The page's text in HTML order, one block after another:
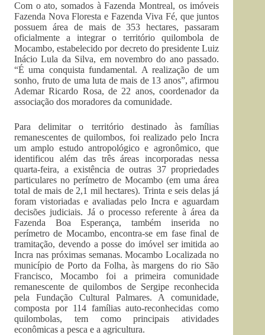
Com o ato, somados à Fazenda Montreal, os imóveis
Fazenda Nova Floresta e Fazenda Viva Fé, que juntos
possuem área de mais de 353 hectares, passaram
oficialmente a integrar o território quilombola de
Mocambo, estabelecido por decreto do presidente Luiz
Inácio Lula da Silva, em novembro do ano passado.
“É uma conquista fundamental. A realização de um
sonho, fruto de uma luta de mais de 13 anos”, afirmou
Ademar Ricardo Rosa, de 22 anos, coordenador da
associação dos moradores da comunidade.
Para delimitar o território destinado às famílias
remanescentes de quilombos, foi realizado pelo Incra
um amplo estudo antropológico e agronômico, que
identificou além das três áreas incorporadas nessa
quarta-feira, a existência de outras 37 propriedades
particulares no perímetro de Mocambo (em uma área
total de mais de 2,1 mil hectares). Trinta e seis delas já
foram vistoriadas e avaliadas pelo Incra e aguardam
decisões judiciais. Já o processo referente à área da
Fazenda Boa Esperança, também inserida no
perímetro de Mocambo, encontra-se em fase final de
tramitação, devendo a posse do imóvel ser imitida ao
Incra nas próximas semanas. Mocambo Localizada no
município de Porto da Folha, às margens do rio São
Francisco, Mocambo foi a primeira comunidade
remanescente de quilombos de Sergipe reconhecida
pela Fundação Cultural Palmares. A comunidade,
composta por 114 famílias auto-reconhecidas como
quilombolas, tem como principais atividades
econômicas a pesca e a agricultura.